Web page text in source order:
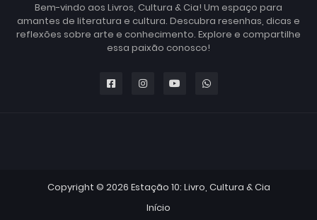
Bem-vindo aos Livros, Cultura & Cia! Um espaço para
amantes de literatura e cultura. Descubra resenhas, dicas e
reflexões sobre arte e conhecimento. Explore e compartilhe
essa paixão conosco!
Copyright © 2026 Estação 10: Livro, Cultura & Cia
Início